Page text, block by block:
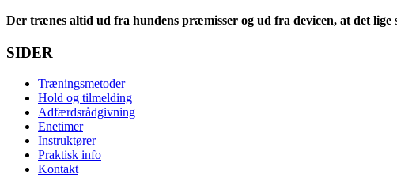
Der trænes altid ud fra hundens præmisser og ud fra devicen, at det lige
SIDER
Træningsmetoder
Hold og tilmelding
Adfærdsrådgivning
Enetimer
Instruktører
Praktisk info
Kontakt